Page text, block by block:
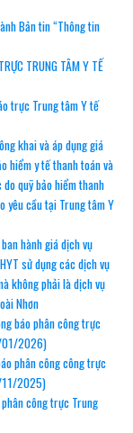
Bản tin “Thông tin
TRUNG TÂM Y TẾ
trực Trung tâm Y tế
khai và áp dụng giá
hiểm y tế thanh toán và
quỹ bảo hiểm thanh
yêu cầu tại Trung tâm Y
hành giá dịch vụ
sử dụng các dịch vụ
không phải là dịch vụ
Nhơn
báo phân công trực
01/2026)
phân công công trực
11/2025)
công trực Trung